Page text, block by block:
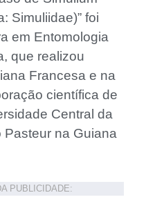
Simuliidae)” foi
em Entomologia
que realizou
Francesa e na
científica de
Central da
Pasteur na Guiana
PUBLICIDADE: